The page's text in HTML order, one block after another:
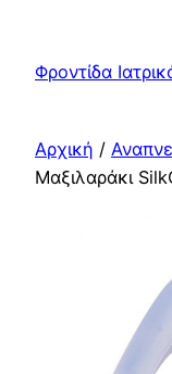
περιεχόμενο
Φροντίδα
Αρχική /
Μαξιλαράκι